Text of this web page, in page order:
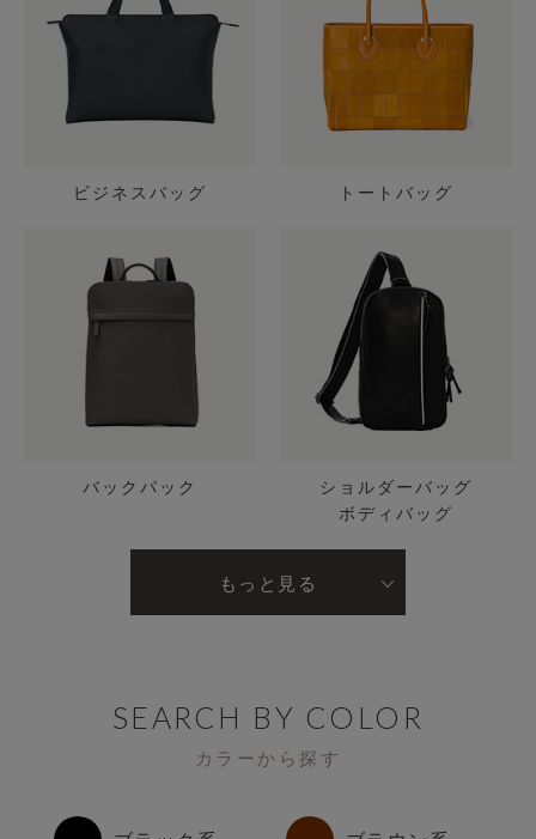
ビジネスバッグ トートバッグ
バックパック
ショルダーバッグ
ボディバッグ
もっと見る
SEARCH BY COLOR
カラーから探す